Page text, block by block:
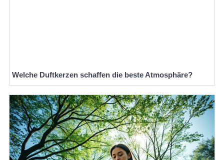
Welche Duftkerzen schaffen die beste Atmosphäre?